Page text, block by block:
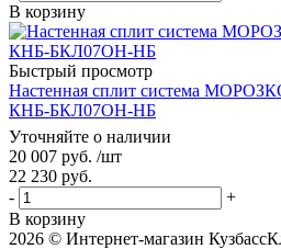
В корзину
Быстрый просмотр
Настенная сплит система
КНБ-БКЛ07ОН-НБ
Уточняйте о наличии
20 007 руб. /шт
22 230 руб.
-
+
В корзину
2026 © Интернет-магазин